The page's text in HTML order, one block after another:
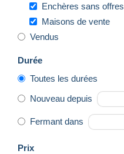
Enchères sans offres
Maisons de vente
Vendus
Durée
Toutes les durées
Nouveau depuis
Fermant dans
Prix